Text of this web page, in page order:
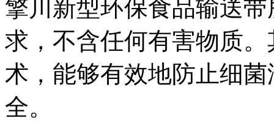
擎川新型环保食品输送
求，不含任何有害物质
术，能够有效地防止细
全。